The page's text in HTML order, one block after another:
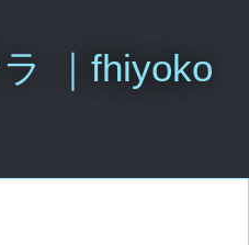
｜fhiyoko